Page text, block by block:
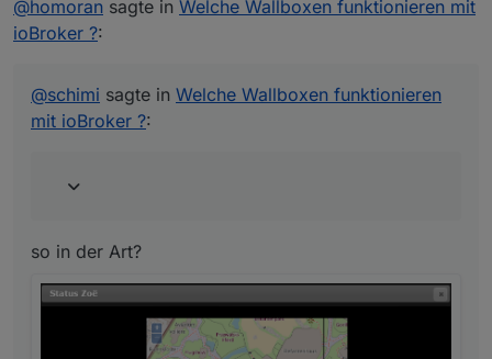
Im iobroker habe ich nur in meiner Vis einen
Stromstärken, der übersichtshalber habe ich
nur Automatik und Max. Power) ...
Im Moment läuft es nicht, da zeigt er im manu Mode
die Werte nicht an
@homoran sagte in Welche Wallboxen funktionieren mit
ioBroker ?:
@schimi sagte in Welche Wallboxen funktionieren
mit ioBroker ?:
so in der Art?